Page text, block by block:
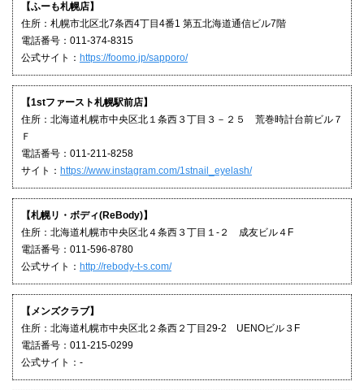
【ふーも札幌店】
住所：札幌市北区北7条西4丁目4番1 第五北海道通信ビル7階
電話番号：011-374-8315
公式サイト： https://foomo.jp/sapporo/
【1stファースト札幌駅前店】
住所：北海道札幌市中央区北１条西３丁目３－２５ 荒巻時計台前ビル７
Ｆ
電話番号：011-211-8258
サイト： https://www.instagram.com/1stnail_eyelash/
【札幌リ・ボディ(ReBody)】
住所：北海道札幌市中央区北４条西３丁目１-２ 成友ビル４F
電話番号：011-596-8780
公式サイト： http://rebody-t-s.com/
【メンズクラブ】
住所：北海道札幌市中央区北２条西２丁目29-2 UENOビル３F
電話番号：011-215-0299
公式サイト：-